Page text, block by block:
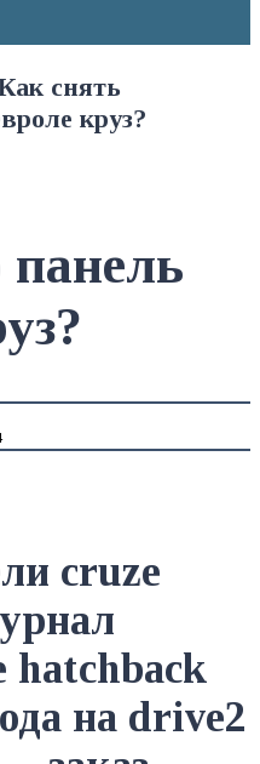
снять
круз?
cruze
hatchback
на drive2